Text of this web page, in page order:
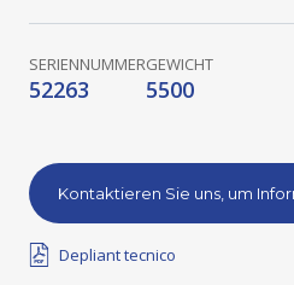
SERIENNUMMER
52263
GEWICHT
5500
Kontaktieren Sie uns, um
Depliant tecnico